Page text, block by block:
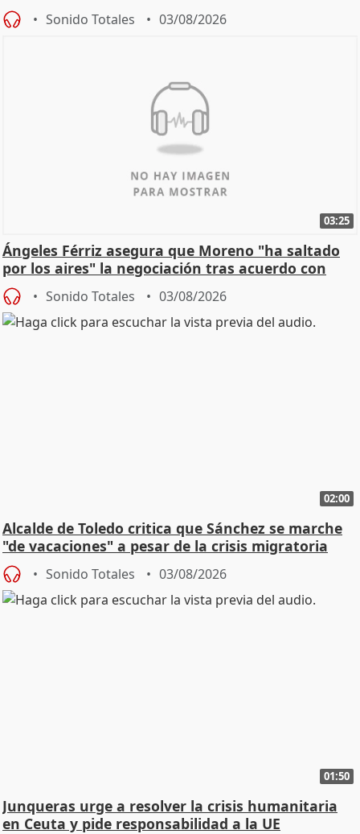
de Calor
Sonido Totales 03/08/2026
03:25
Ángeles Férriz asegura que Moreno "ha saltado
por los aires" la negociación tras acuerdo con
SMA
Sonido Totales 03/08/2026
02:00
Alcalde de Toledo critica que Sánchez se marche
"de vacaciones" a pesar de la crisis migratoria
Sonido Totales 03/08/2026
01:50
Junqueras urge a resolver la crisis humanitaria
en Ceuta y pide responsabilidad a la UE